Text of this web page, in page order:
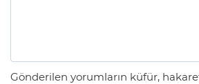
Gönderilen yorumların küfür,